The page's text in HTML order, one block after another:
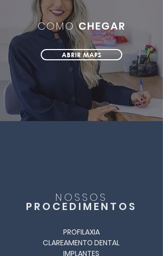
COMOCHEGAR
ABRIR MAPS
NOSSOS
PROCEDIMENTOS
PROFILAXIA
CLAREAMENTO DENTAL
IMPLANTES